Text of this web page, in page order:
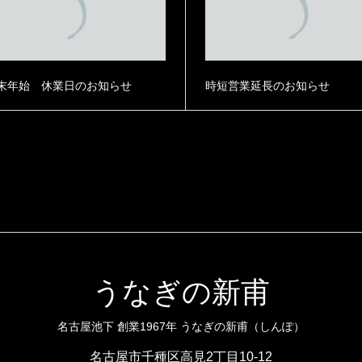
年始 休業日のお知らせ 時短営業延長のお知らせ
うなぎの新甫
名古屋池下 創業1967年 うなぎの新甫（しんぽ）
名古屋市千種区高見2丁目10-12